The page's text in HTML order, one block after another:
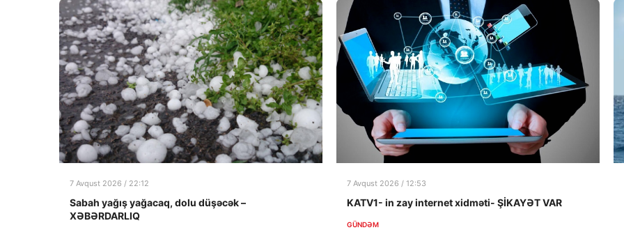
7 Avqust 2026 / 22:12
Sabah yağış yağacaq, dolu düşəcək –
XƏBƏRDARLIQ
7 Avqust 2026 / 12:53
KATV1- in zay internet xidməti- ŞİKAYƏT VAR
GÜNDƏM